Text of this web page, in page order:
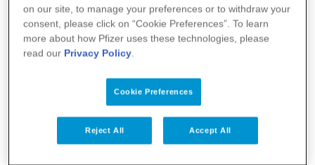
Video
La serie de podcast ‘Mas vida para tu
vida’ es una serie de entrevistas a
on our site, to manage your preferences or to withdraw your
consent, please click on “Cookie Preferences”. To learn
more about how Pfizer uses these technologies, please
read our Privacy Policy
Cookie Preferences
Reject All Accept All